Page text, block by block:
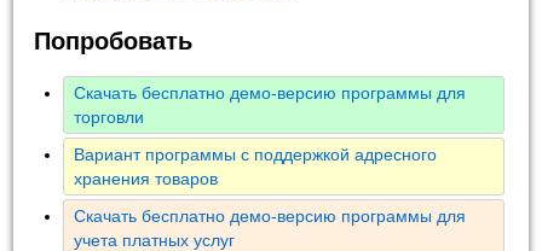
Попробовать
Скачать бесплатно демо-версию программы для
торговли
Вариант программы с поддержкой адресного
хранения товаров
Скачать бесплатно демо-версию программы для
учета платных услуг